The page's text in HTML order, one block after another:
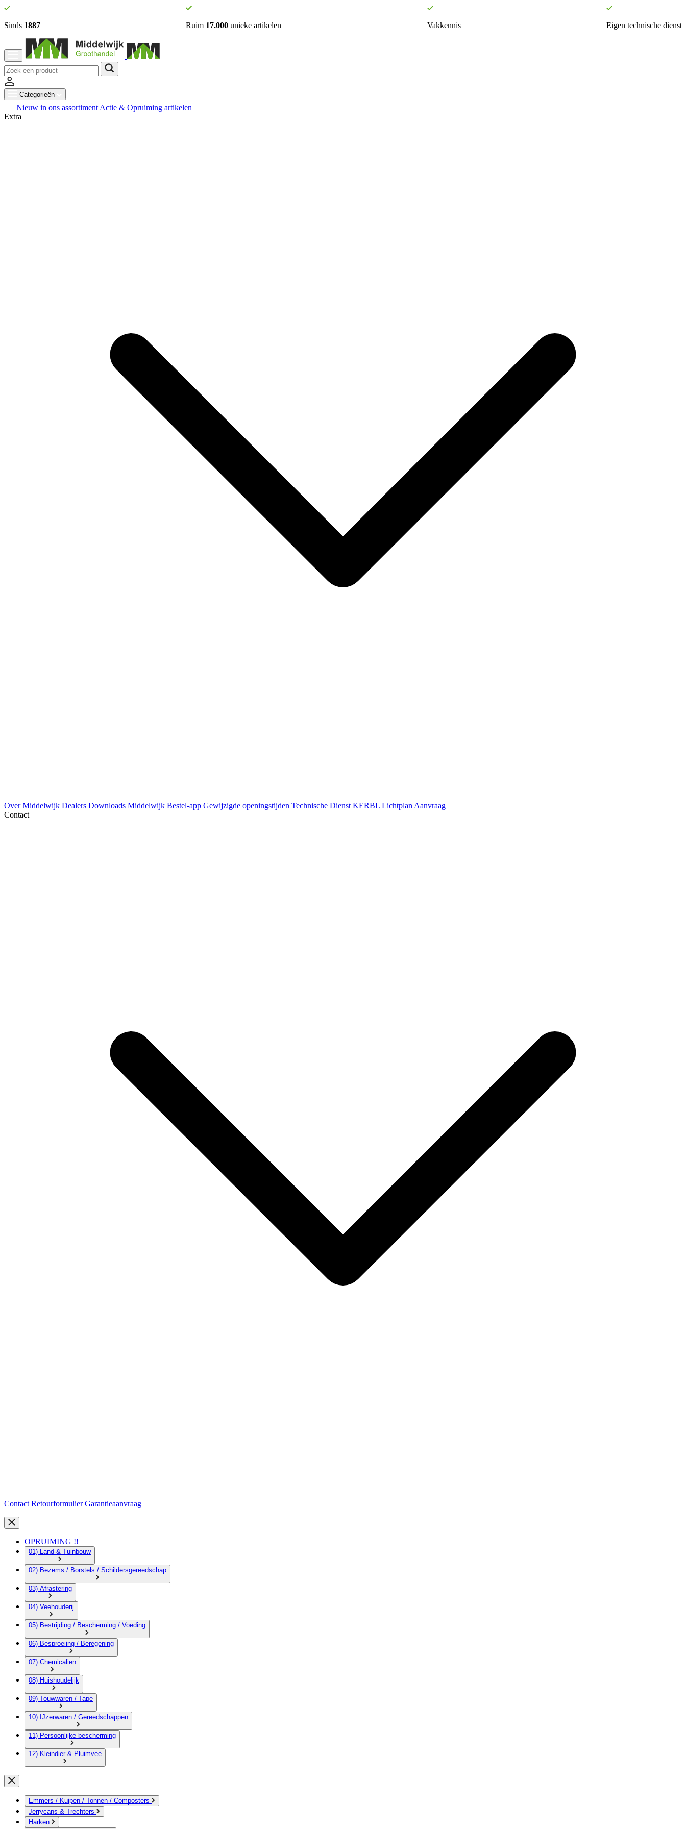
Sinds 1887 Ruim 17.000 unieke artikelen Vakkennis Eigen technische dienst
Categorieën
Nieuw in ons assortiment Actie & Opruiming artikelen
Extra
Over Middelwijk Dealers Downloads Middelwijk Bestel-app Gewijzigde openingstijden Technische Dienst KERBL Lichtplan Aanvraag
Contact
Contact RetourformulierGarantieaanvraag
OPRUIMING !!
01) Land-& Tuinbouw
02) Bezems / Borstels / Schildersgereedschap
03) Afrastering
04) Veehouderij
05) Bestrijding / Bescherming / Voeding
06) Besproeiing / Beregening
07) Chemicalien
08) Huishoudelijk
09) Touwwaren / Tape
10) IJzerwaren / Gereedschappen
11) Persoonlijke bescherming
12) Kleindier & Pluimvee
Emmers / Kuipen / Tonnen / Composters
Jerrycans & Trechters
Harken